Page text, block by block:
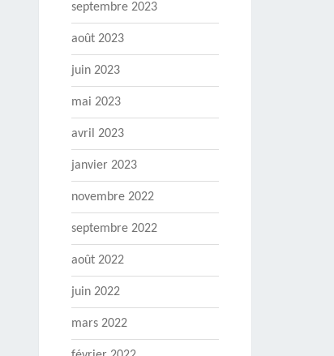
septembre 2023
août 2023
juin 2023
mai 2023
avril 2023
janvier 2023
novembre 2022
septembre 2022
août 2022
juin 2022
mars 2022